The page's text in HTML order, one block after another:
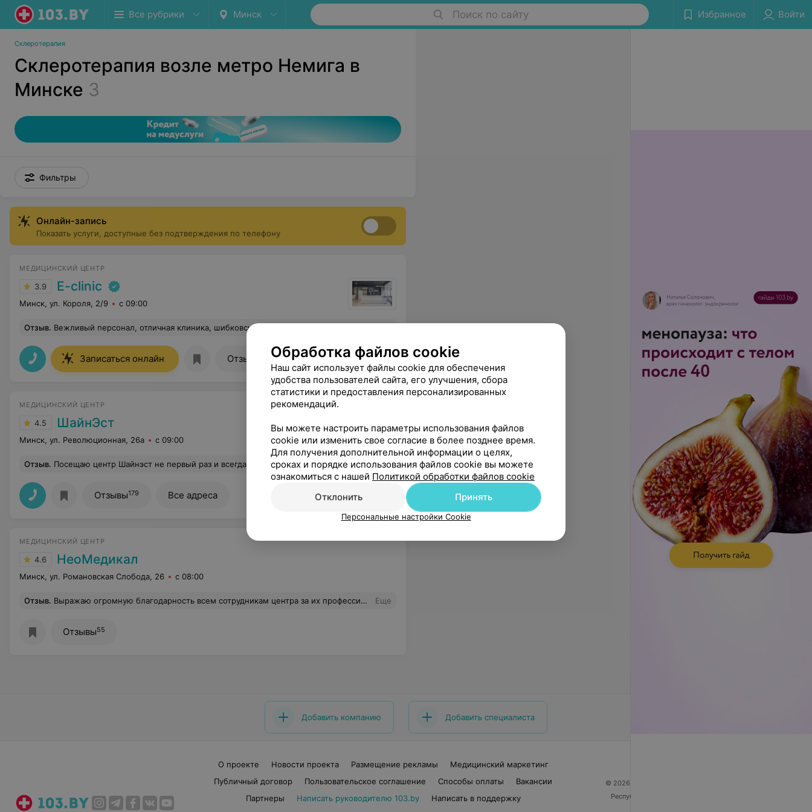
Все рубрики Минск Поиск по сайту Избранное Войти
Склеротерапия
Склеротерапия возле метро Немига в
Минске 3
Фильтры
Онлайн-запись
Показать услуги, доступные без подтверждения по телефону
МЕДИЦИНСКИЙ ЦЕНТР
3.9 E-clinic
Минск, ул. Короля, 2/9 с 09:00
Отзыв. Вежливый персонал, отличная клиника, шибковский Георгий все порекомендовали проконсультировал)
Записаться онлайн Отзывы 152 Все адреса
МЕДИЦИНСКИЙ ЦЕНТР
4.5 ШайнЭст
Минск, ул. Революционная, 26а с 09:00
Отзыв. Посещаю центр Шайнэст не первый раз и всегда довольна результатом. Отдельно хотела отметить врача Данилюк в центре на Захарова, к которой я попала на лазерную эпиляцию. Эффект супер. Если хотите сделать процедуру качественно, то вам сюда. Еще
Отзывы179 Все адреса
МЕДИЦИНСКИЙ ЦЕНТР
4.6 НеоМедикал
Минск, ул. Романовская Слобода, 26 с 08:00
Отзыв. Выражаю огромную благодарность всем сотрудникам центра за их профессионализм и искреннее желание помочь каждому клиенту! Еще
Отзывы55
Добавить компанию Добавить специалиста
О проекте Новости проекта Размещение рекламы
Медицинский маркетинг
Публичный договор
Пользовательское соглашение Способы оплаты
Вакансии
Партнеры
Написать руководителю 103.by
Написать в поддержку
© 2026 ООО «Артокс Лаб», УНП 191700409
Республика Беларусь, г. Минск, улица Толбухина, 2,
Обработка файлов cookie
Наш сайт использует файлы cookie для обеспечения
удобства пользователей сайта, его улучшения, сбора
статистики и предоставления персонализированных
рекомендаций.
Вы можете настроить параметры использования файлов
cookie или изменить свое согласие в более позднее время.
Для получения дополнительной информации о целях,
сроках и порядке использования файлов cookie вы можете
ознакомиться с нашей Политикой обработки файлов cookie
Отклонить
Принять
Персональные настройки Cookie